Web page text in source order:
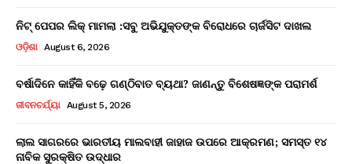
ନିଟ୍ ପେପର ଲିକ୍ ମାମଲା :ସବୁ ଅଭିଯୁକ୍ତଙ୍କ ବିରୋଧରେ ଚାର୍ଜସିଟ ଦାଖଲ
ଓଡ଼ିଶା August 6, 2026
ବର୍ଷାଦିନେ କାହିଁକି ବଢ଼େ ଗଣ୍ଠିବାତ ବ୍ୟଥା? ଜାଣନ୍ତୁ ବିଶେଷଜ୍ଞଙ୍କ ପରାମର୍ଶ
ଜୀବନଚର୍ଯ୍ୟା August 5, 2026
ଲାଲ ସାଗରରେ ଭାରତୀୟ ମାଲବାହୀ ଜାହାଜ ଉପରେ ଆକ୍ରମଣ; ସମସ୍ତ ୧୪
ନାବିକ ସୁରକ୍ଷିତ ଉଦ୍ଧାର